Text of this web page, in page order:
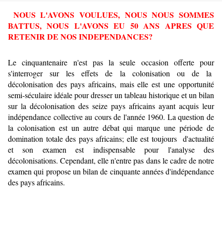
NOUS L'AVONS VOULUES, NOUS NOUS SOMMES
BATTUS, NOUS L'AVONS EU 50 ANS APRES QUE
RETENIR DE NOS INDEPENDANCES?
Le cinquantenaire n'est pas la seule occasion offerte pour
s'interroger sur les effets de la colonisation ou de la
décolonisation des pays africains, mais elle est une opportunité
semi-séculaire idéale pour dresser un tableau historique et un bilan
sur la décolonisation des seize pays africains ayant acquis leur
indépendance collective au cours de l'année 1960. La question de
la colonisation est un autre débat qui marque une période de
domination totale des pays africains; elle est toujours d'actualité
et son examen est indispensable pour l'analyse des
décolonisations. Cependant, elle n'entre pas dans le cadre de notre
examen qui propose un bilan de cinquante années d'indépendance
des pays africains.